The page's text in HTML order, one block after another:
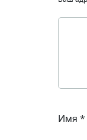
Имя *